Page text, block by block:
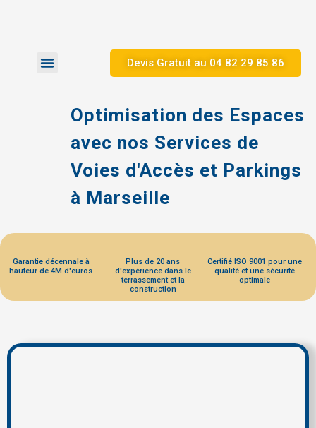
Devis Gratuit au 04 82 29 85 86
Optimisation des Espaces
avec nos Services de
Voies d'Accès et Parkings
à Marseille
Garantie décennale à
hauteur de 4M d'euros
Plus de 20 ans
d'expérience dans le
terrassement et la
construction
Certifié ISO 9001 pour une
qualité et une sécurité
optimale